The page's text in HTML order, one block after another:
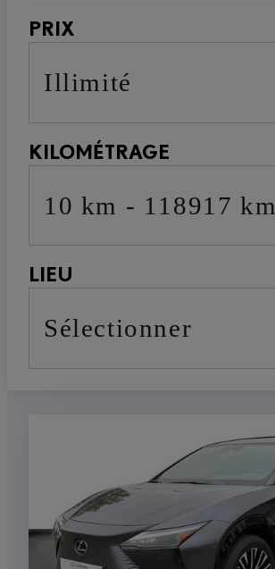
PRIX
Illimité
KILOMÉTRAGE
10 km - 118917 km
LIEU
sélectionner